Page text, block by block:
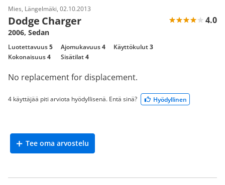
Mies, Längelmäki, 02.10.2013
Dodge Charger 4.0
2006, Sedan
Luotettavuus5 Ajomukavuus4 Käyttökulut3
Kokonaisuus4 Sisätilat4
No replacement for displacement.
4 käyttäjää piti arviota hyödyllisenä. Entä sinä? Hyödyllinen
Tee oma arvostelu